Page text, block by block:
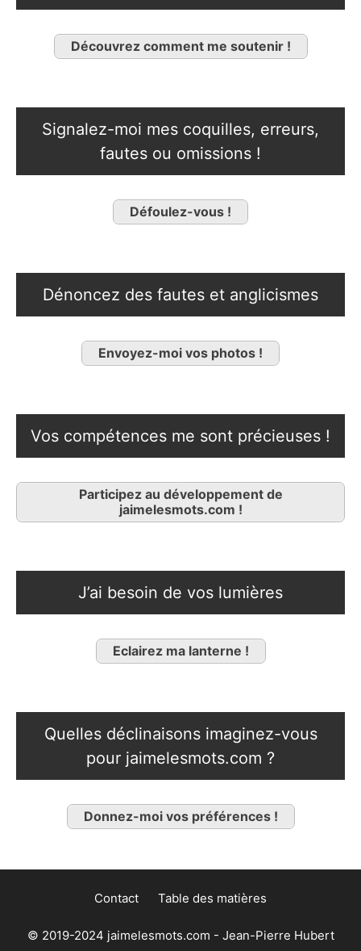
Découvrez comment me soutenir !
Signalez-moi mes coquilles, erreurs,
fautes ou omissions !
Défoulez-vous !
Dénoncez des fautes et anglicismes
Envoyez-moi vos photos !
Vos compétences me sont précieuses !
Participez au développement de
jaimelesmots.com !
J’ai besoin de vos lumières
Eclairez ma lanterne !
Quelles déclinaisons imaginez-vous
pour jaimelesmots.com ?
Donnez-moi vos préférences !
Contact Table des matières
© 2019-2024 jaimelesmots.com - Jean-Pierre Hubert